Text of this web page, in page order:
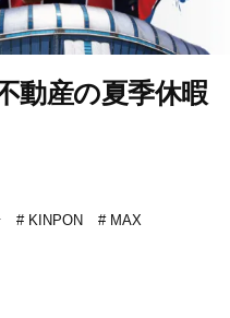
動産の夏季休暇
KINPON MAX